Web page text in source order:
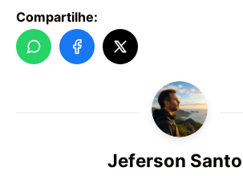
Compartilhe:
Jeferson